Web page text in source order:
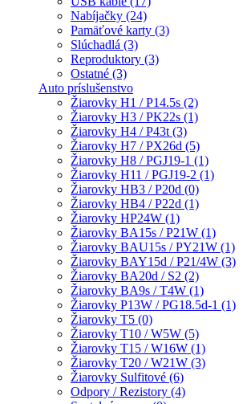
Nabíjačky (24)
Pamäťové karty (3)
Slúchadlá (3)
Reproduktory (3)
Ostatné (3)
Auto príslušenstvo
Žiarovky H1 / P14.5s (2)
Žiarovky H3 / PK22s (1)
Žiarovky H4 / P43t (3)
Žiarovky H7 / PX26d (5)
Žiarovky H8 / PGJ19-1 (1)
Žiarovky H11 / PGJ19-2 (1)
Žiarovky HB3 / P20d (0)
Žiarovky HB4 / P22d (1)
Žiarovky HP24W (1)
Žiarovky BA15s / P21W (1)
Žiarovky BAU15s / PY21W (1)
Žiarovky BAY15d / P21/4W (3)
Žiarovky BA20d / S2 (2)
Žiarovky BA9s / T4W (1)
Žiarovky P13W / PG18.5d-1 (1)
Žiarovky T5 (0)
Žiarovky T10 / W5W (5)
Žiarovky T15 / W16W (1)
Žiarovky T20 / W21W (3)
Žiarovky Sulfitové (6)
Odpory / Rezistory (4)